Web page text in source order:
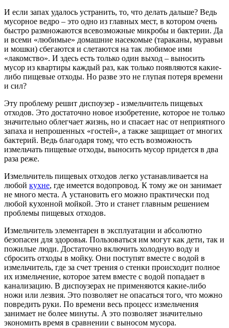
И если запах удалось устранить, то, что делать дальше? Ведь
мусорное ведро – это одно из главных мест, в котором очень
быстро размножаются всевозможные микробы и бактерии. Да
и всеми «любимые» домашние насекомые (тараканы, муравьи
и мошки) сбегаются и слетаются на так любимое ими
«лакомство». И здесь есть только один выход – выносить
мусор из квартиры каждый раз, как только появляются какие-
либо пищевые отходы. Но разве это не глупая потеря времени
и сил?
Эту проблему решит диспоузер - измельчитель пищевых
отходов. Это достаточно новое изобретение, которое не только
значительно облегчает жизнь, но и спасает нас от неприятного
запаха и непрошенных «гостей», а также защищает от многих
бактерий. Ведь благодаря тому, что есть возможность
измельчать пищевые отходы, выносить мусор придется в два
раза реже.
Измельчитель пищевых отходов легко устанавливается на
любой кухне, где имеется водопровод. К тому же он занимает
не много места. А установить его можно практически под
любой кухонной мойкой. Это и станет главным решением
проблемы пищевых отходов.
Измельчитель элементарен в эксплуатации и абсолютно
безопасен для здоровья. Пользоваться им могут как дети, так и
пожилые люди. Достаточно включить холодную воду и
сбросить отходы в мойку. Они поступят вместе с водой в
измельчитель, где за счет трения о стенки происходит полное
их измельчение, которое затем вместе с водой попадает в
канализацию. В диспоузерах не применяются какие-либо
ножи или лезвия. Это позволяет не опасаться того, что можно
повредить руки. По времени весь процесс измельчения
занимает не более минуты. А это позволяет значительно
экономить время в сравнении с выносом мусора.